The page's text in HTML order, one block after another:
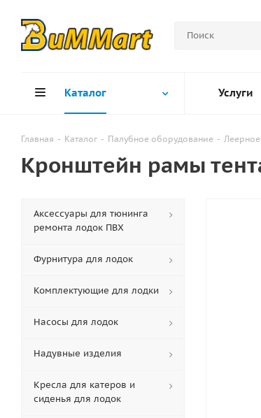
Каталог Услуги
Главная - Каталог - Палубное оборудование -
Кронштейн рамы
Аксессуары для тюнинга
ремонта лодок ПВХ
Фурнитура для лодок
Комплектующие для лодки
Насосы для лодок
Надувные изделия
Кресла для катеров и
сиденья для лодок